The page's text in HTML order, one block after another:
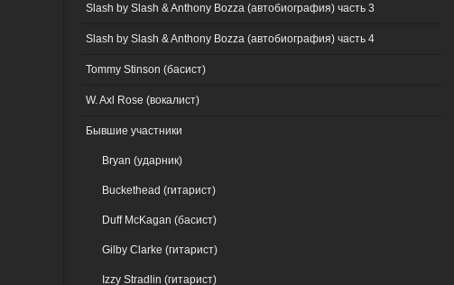
Slash by Slash & Anthony Bozza (автобиография) часть 3
Slash by Slash & Anthony Bozza (автобиография) часть 4
Tommy Stinson (басист)
W. Axl Rose (вокалист)
Бывшие участники
Bryan (ударник)
Buckethead (гитарист)
Duff McKagan (басист)
Gilby Clarke (гитарист)
Izzy Stradlin (гитарист)